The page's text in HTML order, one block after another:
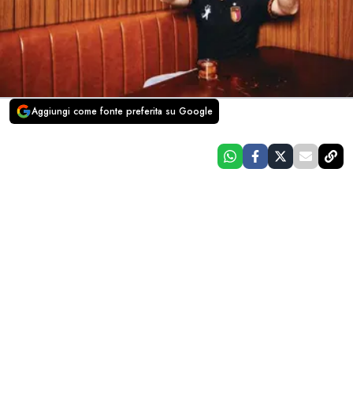
Aggiungi come fonte preferita su Google